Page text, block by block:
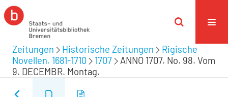
Zeitungen Historische Zeitungen
Rigische
Novellen. 1681-1710
1707
ANNO 1707. No. 98. Vom
9. DECEMBR. Montag.